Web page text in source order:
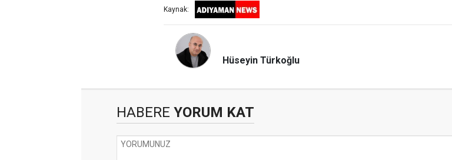
Kaynak:
Hüseyin Türkoğlu
HABERE YORUM KAT